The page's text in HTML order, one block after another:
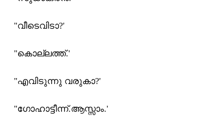
"വീടെവിടാ?'
"കൊല്ലത്ത്.'
"എവിടുന്നു വരുകാ?'
"ഗോഹാട്ടീന്ന്.ആസ്സാം.'